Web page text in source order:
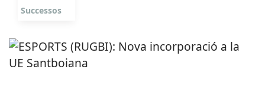
Successos